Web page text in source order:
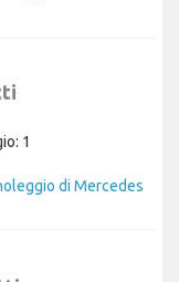
1
di Mercedes